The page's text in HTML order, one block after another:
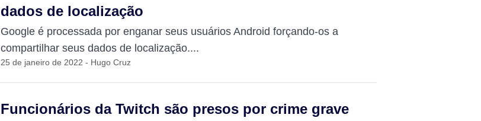
dados de localização
Google é processada por enganar seus usuários Android forçando-os a
compartilhar seus dados de localização....
25 de janeiro de 2022 - Hugo Cruz
Funcionários da Twitch são presos por crime grave